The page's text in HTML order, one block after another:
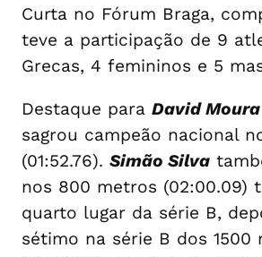
Curta no Fórum Braga,
teve a participação de 9
Grecas, 4 femininos e 5
Destaque para David Moura
sagrou campeão nacional
(01:52.76). Simão Silva
nos 800 metros (02:00.09)
quarto lugar da série B,
sétimo na série B dos 1500